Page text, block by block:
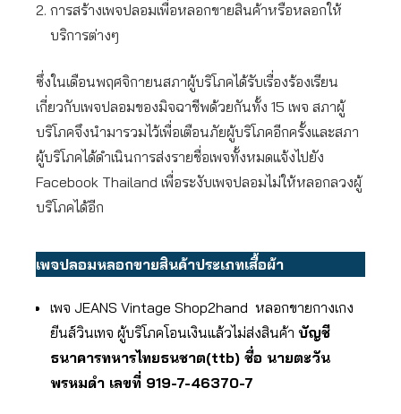
การสร้างเพจปลอมเพื่อหลอกขายสินค้าหรือหลอกให้
บริการต่างๆ
ซึ่งในเดือนพฤศจิกายนสภาผู้บริโภคได้รับเรื่องร้องเรียน
เกี่ยวกับเพจปลอมของมิจฉาชีพด้วยกันทั้ง 15 เพจ สภาผู้
บริโภคจึงนำมารวมไว้เพื่อเตือนภัยผู้บริโภคอีกครั้งและสภา
ผู้บริโภคได้ดำเนินการส่งรายชื่อเพจทั้งหมดแจ้งไปยัง
Facebook Thailand เพื่อระงับเพจปลอมไม่ให้หลอกลวงผู้
บริโภคได้อีก
เพจปลอมหลอกขายสินค้าประเภทเสื้อผ้า
เพจ JEANS Vintage Shop2hand หลอกขายกางเกง
ยีนส์วินเทจ ผู้บริโภคโอนเงินแล้วไม่ส่งสินค้า บัญชี
ธนาคารทหารไทยธนชาต(ttb) ชื่อ นายตะวัน
พรหมดำ เลขที่ 919-7-46370-7